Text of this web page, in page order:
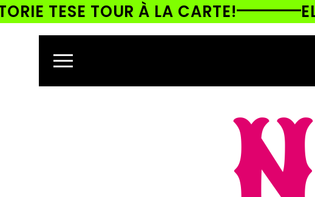
TESE TOUR À LA CARTE! ELIO